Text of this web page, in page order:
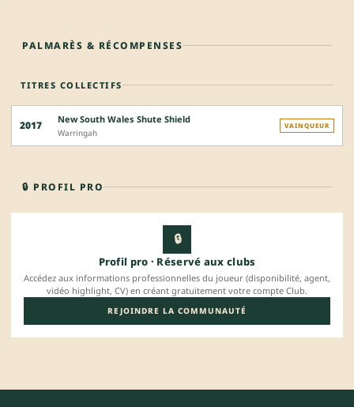
PALMARÈS & RÉCOMPENSES
TITRES COLLECTIFS
2017 New South Wales Shute Shield
Warringah
VAINQUEUR
🔒 PROFIL PRO
🔒
Profil pro · Réservé aux clubs
Accédez aux informations professionnelles du joueur (disponibilité, agent,
vidéo highlight, CV) en créant gratuitement votre compte Club.
REJOINDRE LA COMMUNAUTÉ